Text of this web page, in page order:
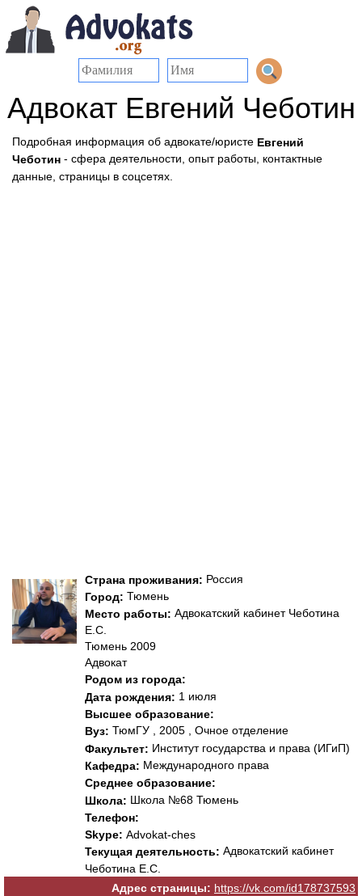
Адвокат Евгений Чеботин
Подробная информация об адвокате/юристе Евгений
Чеботин - сфера деятельности, опыт работы, контактные
данные, страницы в соцсетях.
Страна проживания: Россия
Город: Тюмень
Место работы: Адвокатский кабинет Чеботина
Е.С.
Тюмень 2009
Адвокат
Родом из города:
Дата рождения: 1 июля
Высшее образование:
Вуз: ТюмГУ , 2005 , Очное отделение
Факультет: Институт государства и права (ИГиП)
Кафедра: Международного права
Среднее образование:
Школа: Школа №68 Тюмень
Телефон:
Skype: Advokat-ches
Текущая деятельность: Адвокатский кабинет
Чеботина Е.С.
Адрес страницы: https://vk.com/id178737593